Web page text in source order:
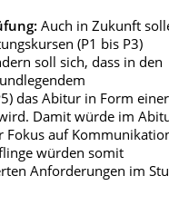
Auch in Zukunft
(P1 bis P3)
soll sich, dass in den
das Abitur in Form einer
Damit würde im
auf
würden somit
Anforderungen im